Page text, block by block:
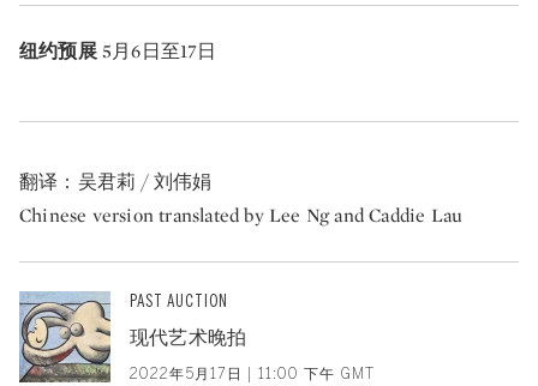
纽约预展5月6日至17日
翻译：吴君莉 / 刘伟娟
Chinese version translated by Lee Ng and Caddie Lau
PAST AUCTION
现代艺术晚拍
2022年5月17日 | 11:00 下午 GMT